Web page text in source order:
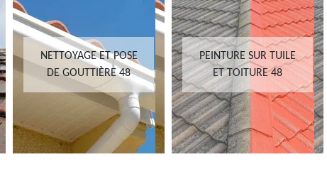
NETTOYAGE ET POSE
DE GOUTTIÈRE 48
PEINTURE SUR TUILE
ET TOITURE 48